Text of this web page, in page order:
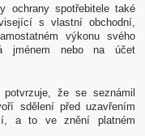
ochrany spotřebitele také
s vlastní obchodní,
výkonu svého
jménem nebo na účet
potvrzuje, že se seznámil
sdělení před uzavřením
a to ve znění platném